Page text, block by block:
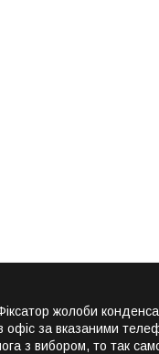
жолоби
за вказаними
з вибором, то так